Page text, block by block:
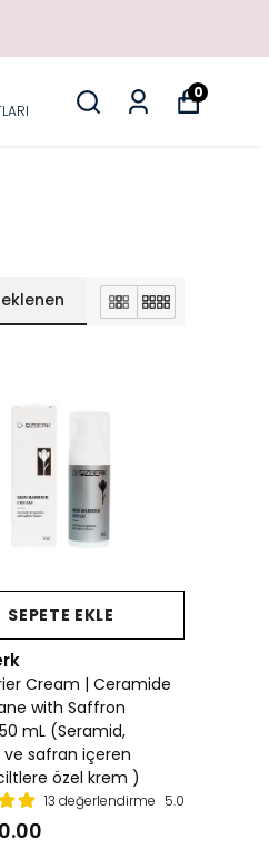
0
SEPETE EKLE
Cream | Ceramide
with Saffron
mL (Seramid,
ve safran içeren
özel krem )
13 değerlendirme 5.0